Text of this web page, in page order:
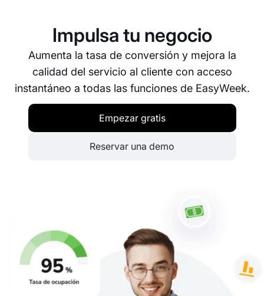
puedas gestionar las horas punta de forma
eficiente.
Impulsa tu negocio
Aumenta la tasa de conversión y mejora la
calidad del servicio al cliente con acceso
instantáneo a todas las funciones de EasyWeek.
Empezar gratis
Reservar una demo